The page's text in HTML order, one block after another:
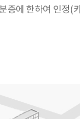
에 한하여 인정(